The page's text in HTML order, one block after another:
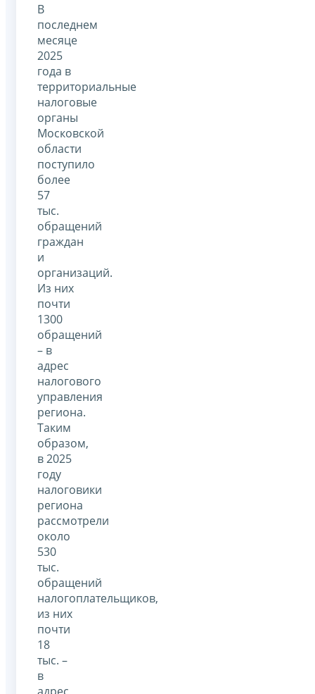
В
последнем
месяце
2025
года в
территориальные
налоговые
органы
Московской
области
поступило
более
57
тыс.
обращений
граждан
и
организаций.
Из них
почти
1300
обращений
– в
адрес
налогового
управления
региона.
Таким
образом,
в 2025
году
налоговики
региона
рассмотрели
около
530
тыс.
обращений
налогоплательщиков,
из них
почти
18
тыс. –
в
адрес